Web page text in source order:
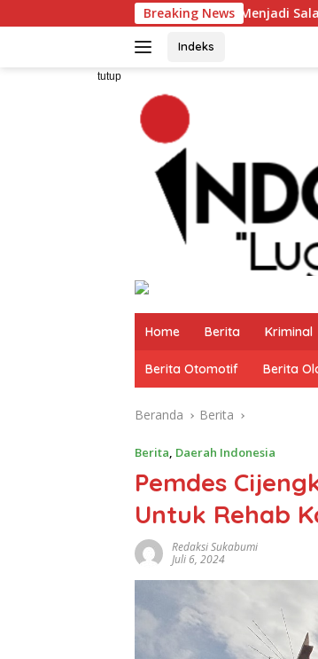
ke
Breaking News
Cimaja Menjadi Salah satu Pantai Paling Eksotis
Indeks
tutup
Home Berita Kriminal
Berita Otomotif Berita
Beranda Berita
Berita, Daerah Indonesia
Pemdes
Untuk Rehab
Redaksi Sukabumi
Juli 6, 2024